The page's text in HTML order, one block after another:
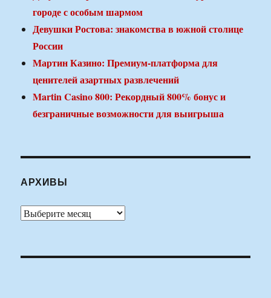
городе с особым шармом
Девушки Ростова: знакомства в южной столице
России
Мартин Казино: Премиум-платформа для
ценителей азартных развлечений
Martin Casino 800: Рекордный 800% бонус и
безграничные возможности для выигрыша
АРХИВЫ
Архивы